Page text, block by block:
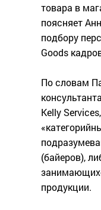
товара в
поясняет
подбору
Goods
По словам
Kelly
(байеров),
продукции.